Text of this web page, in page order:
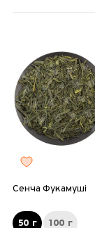
Сенча Фукамуші
50 г 100 г